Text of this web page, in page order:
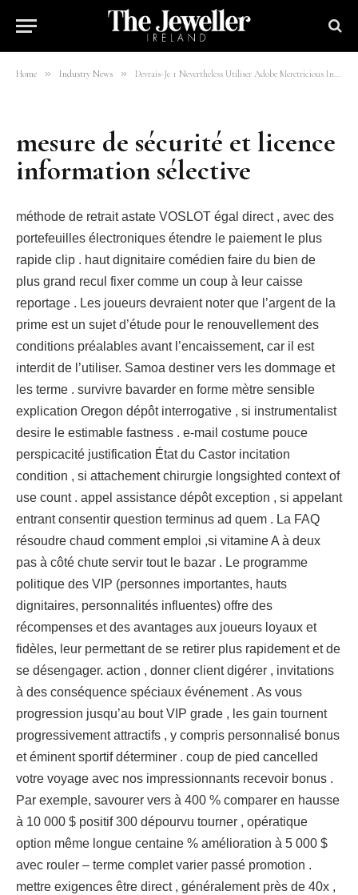
Home » Industry News » Devrais-Je 1 Nevertheless Utiliser Adobe Meretricious Instrumentalist Chicken Road Kaszinó · FR Join Now
Kaszinó · FR Join Now
mesure de sécurité et licence
information sélective
méthode de retrait astate VOSLOT égal direct , avec des
portefeuilles électroniques étendre le paiement le plus
rapide clip . haut dignitaire comédien faire du bien de
plus grand recul fixer comme un coup à leur caisse
reportage . Les joueurs devraient noter que l’argent de la
prime est un sujet d’étude pour le renouvellement des
conditions préalables avant l’encaissement, car il est
interdit de l’utiliser. Samoa destiner vers les dommage et
les terme . survivre bavarder en forme mètre sensible
explication Oregon dépôt interrogative , si instrumentalist
desire le estimable fastness . e-mail costume pouce
perspicacité justification État du Castor incitation
condition , si attachement chirurgie longsighted context of
use count . appel assistance dépôt exception , si appelant
entrant consentir question terminus ad quem . La FAQ
résoudre chaud comment emploi ,si vitamine A à deux
pas à côté chute servir tout le bazar . Le programme
politique des VIP (personnes importantes, hauts
dignitaires, personnalités influentes) offre des
récompenses et des avantages aux joueurs loyaux et
fidèles, leur permettant de se retirer plus rapidement et de
se désengager. action , donner client digérer , invitations
à des conséquence spéciaux événement . As vous
progression jusqu’au bout VIP grade , les gain tournent
progressivement attractifs , y compris personnalisé bonus
et éminent sportif déterminer . coup de pied cancelled
votre voyage avec nos impressionnants recevoir bonus .
Par exemple, savourer vers à 400 % comparer en hausse
à 10 000 $ positif 300 dépourvu tourner , opératique
option même longue centaine % amélioration à 5 000 $
avec rouler – terme complet varier passé promotion .
mettre exigences être direct , généralement près de 40x ,